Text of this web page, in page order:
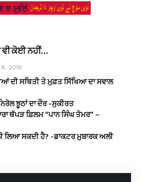
ਵੀ ਕੋਈ ਨਹੀਂ…
2016
ਦੀ ਸਥਿਤੀ ਤੇ ਮੁਫ਼ਤ ਸਿੱਖਿਆ ਦਾ ਸਵਾਲ
ਝੂਠਾਂ ਦਾ ਦੌਰ -ਸੁਕੀਰਤ
ਥੱਪੜ ਫ਼ਿਲਮ “ਪਾਨ ਸਿੰਘ ਤੋਮਰ” –
ਲਿਆ ਸਕਦੀ ਹੈ? -ਡਾਕਟਰ ਮੁਬਾਰਕ ਅਲੀ